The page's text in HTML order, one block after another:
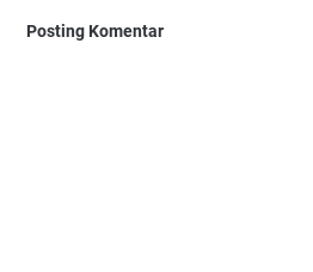
Posting Komentar